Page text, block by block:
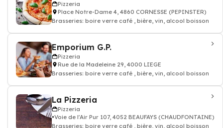
Pizzeria
Place Notre-Dame 4, 4860 CORNESSE (PEPINSTER)
Brasseries: boire verre café , bière, vin, alcool boisson
Emporium G.P.
Pizzeria
Rue de la Madeleine 29, 4000 LIEGE
Brasseries: boire verre café , bière, vin, alcool boisson
La Pizzeria
Pizzeria
Voie de l'Air Pur 107, 4052 BEAUFAYS (CHAUDFONTAINE)
Brasseries: boire verre café , bière, vin, alcool boisson